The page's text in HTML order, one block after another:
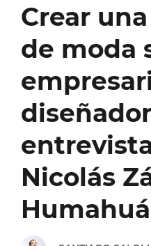
Crear
de moda
Nicolás